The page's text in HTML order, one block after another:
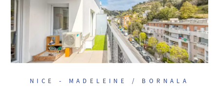
NICE - MADELEINE / BORNALA